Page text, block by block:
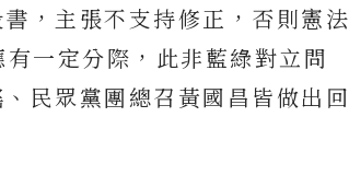
，主張不支持修正，否則憲法
一定分際，此非藍綠對立問
民眾黨團總召黃國昌皆做出回